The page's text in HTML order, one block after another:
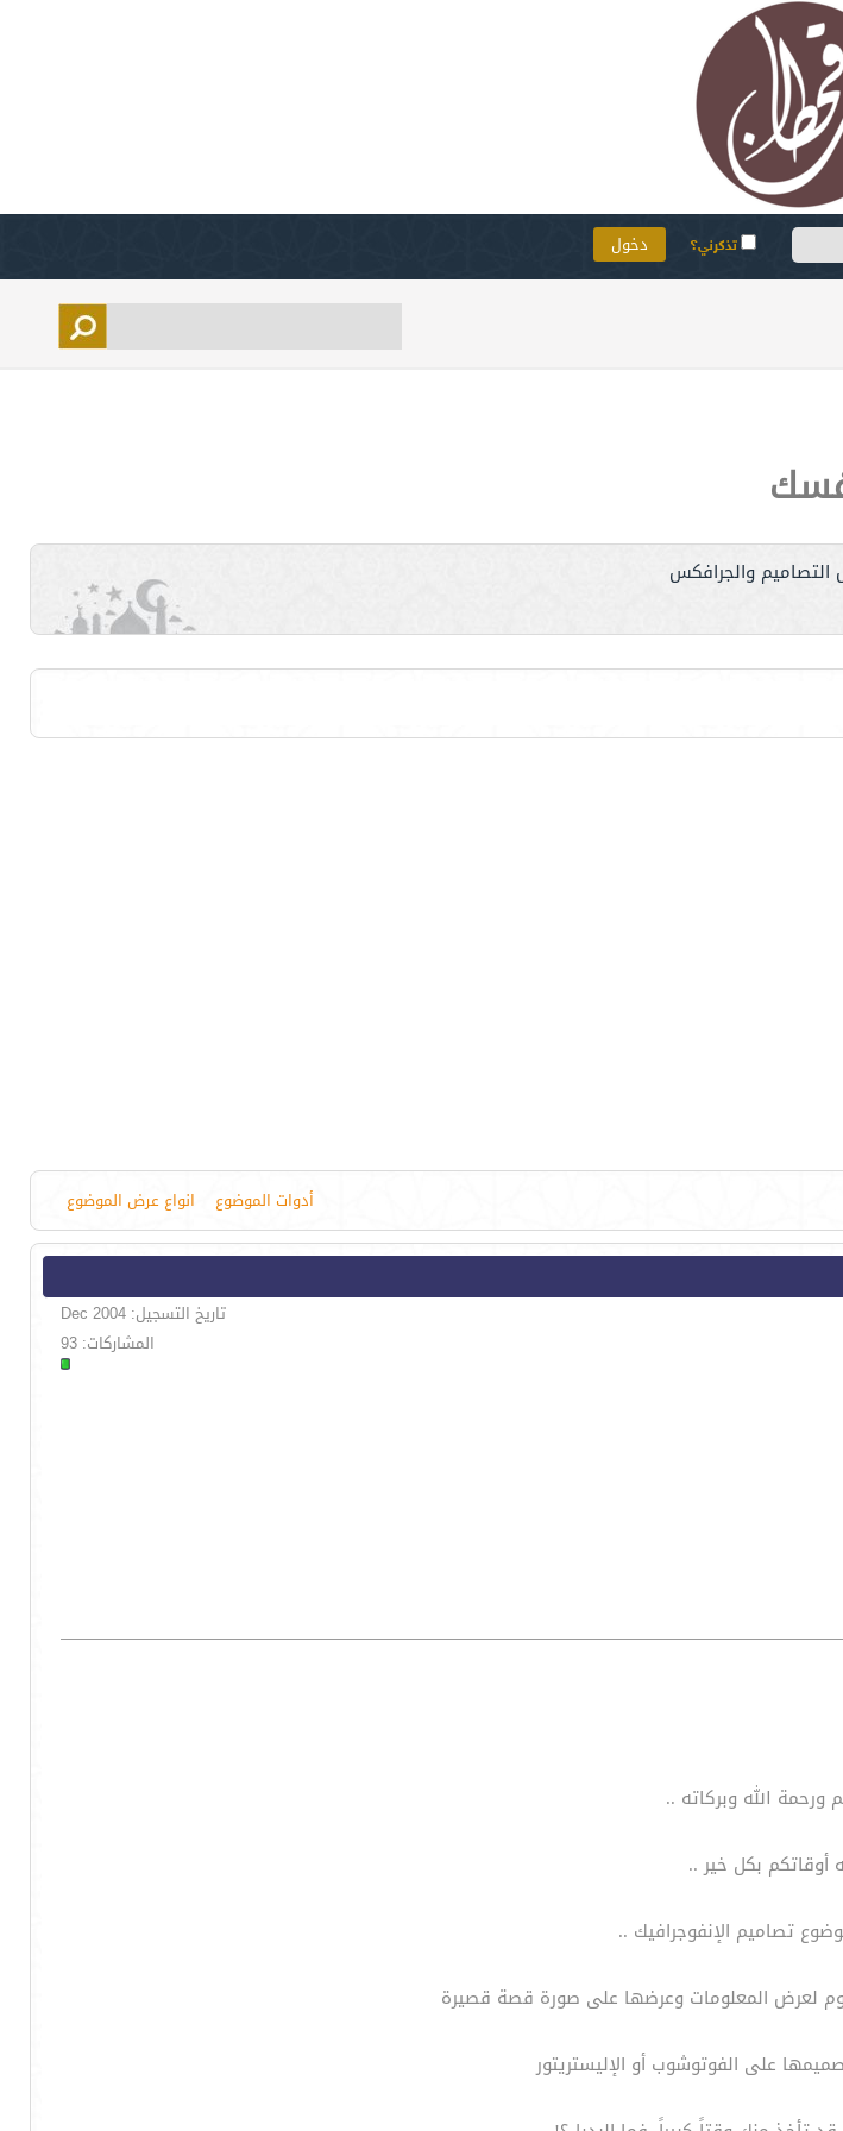
تذكرني؟
والجرافكس
أدوات الموضوع انواع عرض الموضوع
تاريخ التسجيل: Dec 2004
المشاركات: 93
ورحمة الله وبركاته ..
أوقاتكم بكل خير ..
تصاميم الإنفوجرافيك ..
لعرض المعلومات وعرضها على صورة قصة قصيرة
على الفوتوشوب أو الإليستريتور